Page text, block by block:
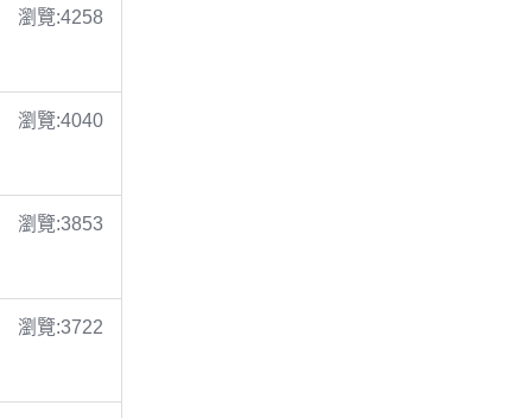
瀏覽:4258
瀏覽:4040
瀏覽:3853
瀏覽:3722